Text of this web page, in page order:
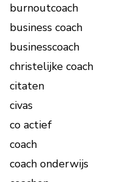
burnoutcoach
business coach
businesscoach
christelijke coach
citaten
civas
co actief
coach
coach onderwijs